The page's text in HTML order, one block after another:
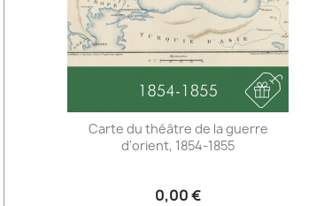
Carte du théâtre de la guerre
d'orient, 1854-1855
0,00 €